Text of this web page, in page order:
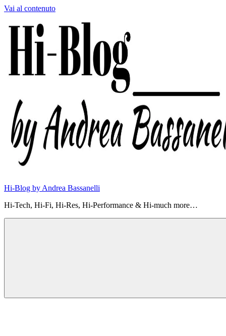
Vai al contenuto
Hi-Blog by Andrea Bassanelli
Hi-Tech, Hi-Fi, Hi-Res, Hi-Performance & Hi-much more…